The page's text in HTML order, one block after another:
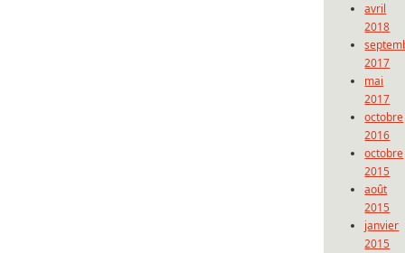
avril
2018
2017
mai
2017
octobre
2016
octobre
2015
août
2015
janvier
2015